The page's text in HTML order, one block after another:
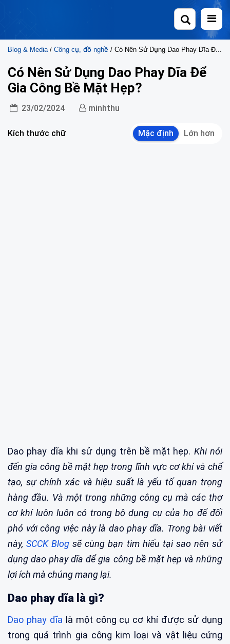
Blog & Media / Công cụ, đồ nghề / Có Nên Sử Dụng Dao Phay Dĩa Để Gia Công Bề Mặt Hẹp?
Có Nên Sử Dụng Dao Phay Dĩa Để
Gia Công Bề Mặt Hẹp?
23/02/2024 minhthu
Kích thước chữ Mặc định Lớn hơn
Dao phay dĩa khi sử dụng trên bề mặt hẹp. Khi nói
đến gia công bề mặt hẹp trong lĩnh vực cơ khí và chế
tạo, sự chính xác và hiệu suất là yếu tố quan trọng
hàng đầu. Và một trong những công cụ mà các thợ
cơ khí luôn luôn có trong bộ dụng cụ của họ để đối
phó với công việc này là dao phay dĩa. Trong bài viết
này,SCCK Blog sẽ cùng bạn tìm hiểu tại sao nên sử
dụng dao phay dĩa để gia công bề mặt hẹp và những
lợi ích mà chúng mang lại.
Dao phay dĩa là gì?
Dao phay dĩa là một công cụ cơ khí được sử dụng
trong quá trình gia công kim loại và vật liệu cứng